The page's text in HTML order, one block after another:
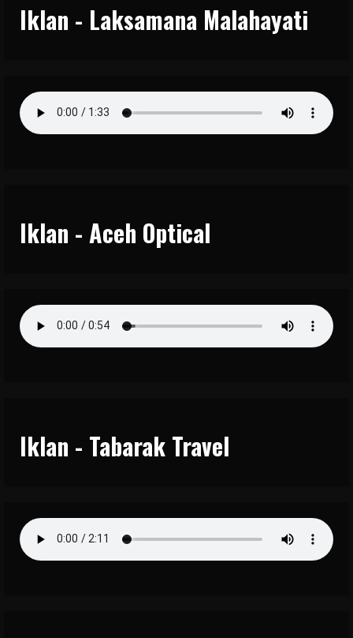
Iklan - Laksamana Malahayati
Iklan - Aceh Optical
Iklan - Tabarak Travel